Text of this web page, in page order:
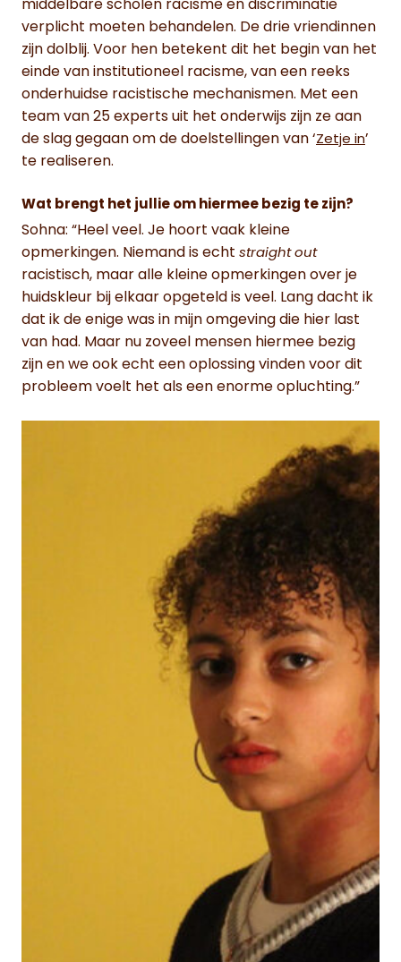
middelbare scholen racisme en discriminatie
verplicht moeten behandelen. De drie vriendinnen
zijn dolblij. Voor hen betekent dit het begin van het
einde van institutioneel racisme, van een reeks
onderhuidse racistische mechanismen. Met een
team van 25 experts uit het onderwijs zijn ze aan
de slag gegaan om de doelstellingen van ‘Zetje in’
te realiseren.
Wat brengt het jullie om hiermee bezig te zijn?
Sohna: “Heel veel. Je hoort vaak kleine
opmerkingen. Niemand is echt straight out
racistisch, maar alle kleine opmerkingen over je
huidskleur bij elkaar opgeteld is veel. Lang dacht ik
dat ik de enige was in mijn omgeving die hier last
van had. Maar nu zoveel mensen hiermee bezig
zijn en we ook echt een oplossing vinden voor dit
probleem voelt het als een enorme opluchting.”